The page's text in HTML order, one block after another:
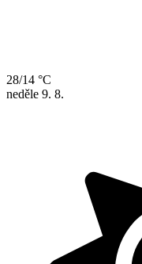
28/14 °C
neděle 9. 8.